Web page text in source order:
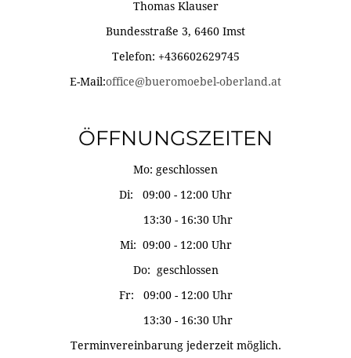
Thomas Klauser
Bundesstraße 3, 6460 Imst
Telefon: +436602629745
E-Mail:office@bueromoebel-oberland.at
ÖFFNUNGSZEITEN
Mo: geschlossen
Di: 09:00 - 12:00 Uhr
13:30 - 16:30 Uhr
Mi: 09:00 - 12:00 Uhr
Do: geschlossen
Fr: 09:00 - 12:00 Uhr
13:30 - 16:30 Uhr
Terminvereinbarung jederzeit möglich.